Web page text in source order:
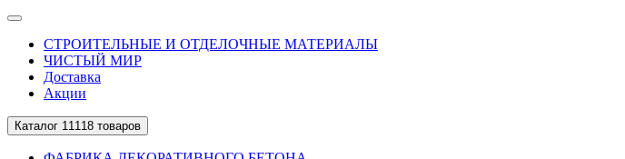
СТРОИТЕЛЬНЫЕ И ОТДЕЛОЧНЫЕ МАТЕРИАЛЫ
ЧИСТЫЙ МИР
Доставка
Акции
Каталог 11118 товаров